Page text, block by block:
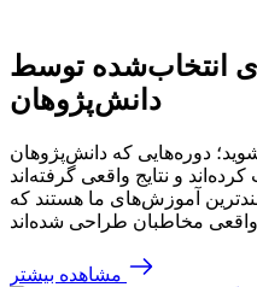
انتخاب‌شده توسط
دانش‌پژوهان
دوره‌هایی که دانش‌پژوهان
آموزش‌های ما هستند که
واقعی مخاطبان طراحی شده‌اند
مشاهده بیشتر